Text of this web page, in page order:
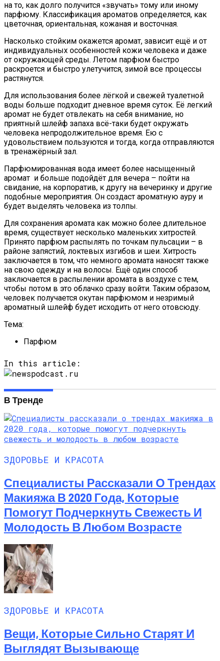
на то, как долго получится «звучать» тому или иному
парфюму. Классификация ароматов определяется, как
цветочная, ориентальная, кожаная и восточная.
Насколько стойким окажется аромат, зависит ещё и от
индивидуальных особенностей кожи человека и даже
от окружающей среды. Летом парфюм быстро
раскроется и быстро улетучится, зимой все процессы
растянутся.
Для использования более лёгкой и свежей туалетной
воды больше подходит дневное время суток. Её легкий
аромат не будет отвлекать на себя внимание, но
приятный шлейф запаха всё-таки будет окружать
человека непродолжительное время. Ею с
удовольствием пользуются и тогда, когда отправляются
в тренажёрный зал.
Парфюмированная вода имеет более насыщенный
аромат и больше подойдёт для вечера – пойти на
свидание, на корпоратив, к другу на вечеринку и другие
подобные мероприятия. Он создаст ароматную ауру и
будет выделять человека из толпы.
Для сохранения аромата как можно более длительное
время, существует несколько маленьких хитростей.
Принято парфюм распылять по точкам пульсации – в
районе запястий, локтевых изгибов и шеи. Хитрость
заключается в том, что немного аромата наносят также
на свою одежду и на волосы. Ещё один способ
заключается в распылении аромата в воздухе с тем,
чтобы потом в это облачко сразу войти. Таким образом,
человек получается окутан парфюмом и незримый
ароматный шлейф будет исходить от него отовсюду.
Тема:
Парфюм
In this article:
В Тренде
ЗДОРОВЬЕ И КРАСОТА
Специалисты Рассказали О Трендах
Макияжа В 2020 Года, Которые
Помогут Подчеркнуть Свежесть И
Молодость В Любом Возрасте
ЗДОРОВЬЕ И КРАСОТА
Вещи, Которые Сильно Старят И
Выглядят Вызывающе